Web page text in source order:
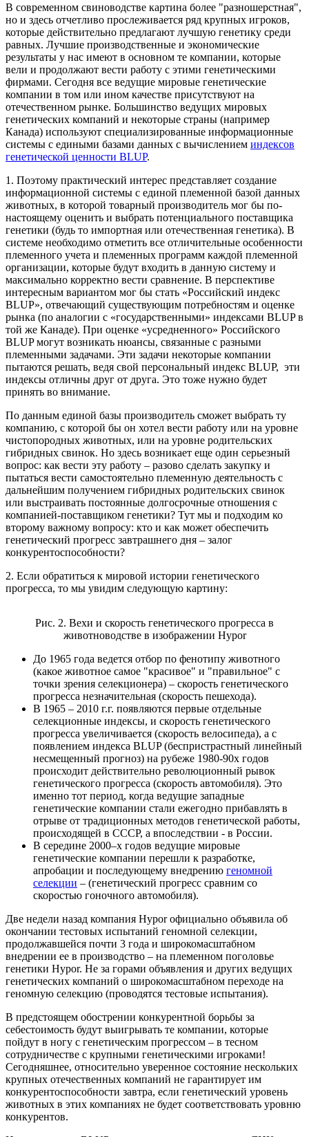
В современном свиноводстве картина более "разношерстная",
но и здесь отчетливо прослеживается ряд крупных игроков,
которые действительно предлагают лучшую генетику среди
равных. Лучшие производственные и экономические
результаты у нас имеют в основном те компании, которые
вели и продолжают вести работу с этими генетическими
фирмами. Сегодня все ведущие мировые генетические
компании в том или ином качестве присутствуют на
отечественном рынке. Большинство ведущих мировых
генетических компаний и некоторые страны (например
Канада) используют специализированные информационные
системы с едиными базами данных с вычислением индексов
генетической ценности BLUP.
1. Поэтому практический интерес представляет создание
информационной системы с единой племенной базой данных
животных, в которой товарный производитель мог бы по-
настоящему оценить и выбрать потенциального поставщика
генетики (будь то импортная или отечественная генетика). В
системе необходимо отметить все отличительные особенности
племенного учета и племенных программ каждой племенной
организации, которые будут входить в данную систему и
максимально корректно вести сравнение. В перспективе
интересным вариантом мог бы стать «Российский индекс
BLUP», отвечающий существующим потребностям и оценке
рынка (по аналогии с «государственными» индексами BLUP в
той же Канаде). При оценке «усредненного» Российского
BLUP могут возникать нюансы, связанные с разными
племенными задачами. Эти задачи некоторые компании
пытаются решать, ведя свой персональный индекс BLUP, эти
индексы отличны друг от друга. Это тоже нужно будет
принять во внимание.
По данным единой базы производитель сможет выбрать ту
компанию, с которой бы он хотел вести работу или на уровне
чистопородных животных, или на уровне родительских
гибридных свинок. Но здесь возникает еще один серьезный
вопрос: как вести эту работу – разово сделать закупку и
пытаться вести самостоятельно племенную деятельность с
дальнейшим получением гибридных родительских свинок
или выстраивать постоянные долгосрочные отношения с
компанией-поставщиком генетики? Тут мы и подходим ко
второму важному вопросу: кто и как может обеспечить
генетический прогресс завтрашнего дня – залог
конкурентоспособности?
2. Если обратиться к мировой истории генетического
прогресса, то мы увидим следующую картину:
Рис. 2. Вехи и скорость генетического прогресса в
животноводстве в изображении Hypor
До 1965 года ведется отбор по фенотипу животного
(какое животное самое "красивое" и "правильное" с
точки зрения селекционера) – скорость генетического
прогресса незначительная (скорость пешехода).
В 1965 – 2010 г.г. появляются первые отдельные
селекционные индексы, и скорость генетического
прогресса увеличивается (скорость велосипеда), а с
появлением индекса BLUP (беспристрастный линейный
несмещенный прогноз) на рубеже 1980-90х годов
происходит действительно революционный рывок
генетического прогресса (скорость автомобиля). Это
именно тот период, когда ведущие западные
генетические компании стали ежегодно прибавлять в
отрыве от традиционных методов генетической работы,
происходящей в СССР, а впоследствии - в России.
В середине 2000–х годов ведущие мировые
генетические компании перешли к разработке,
апробации и последующему внедрению геномной
селекции – (генетический прогресс сравним со
скоростью гоночного автомобиля).
Две недели назад компания Hyporофициально объявила об
окончании тестовых испытаний геномной селекции,
продолжавшейся почти 3 года и широкомасштабном
внедрении ее в производство – на племенном поголовье
генетики Hypor. Не за горами объявления и других ведущих
генетических компаний о широкомасштабном переходе на
геномную селекцию (проводятся тестовые испытания).
В предстоящем обострении конкурентной борьбы за
себестоимость будут выигрывать те компании, которые
пойдут в ногу с генетическим прогрессом – в тесном
сотрудничестве с крупными генетическими игроками!
Сегодняшнее, относительно уверенное состояние нескольких
крупных отечественных компаний не гарантирует им
конкурентоспособности завтра, если генетический уровень
животных в этих компаниях не будет соответствовать уровню
конкурентов.